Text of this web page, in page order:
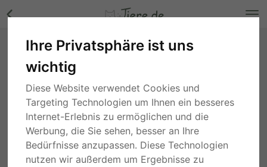
Ihre Privatsphäre ist uns
wichtig
Diese Website verwendet Cookies und
Targeting Technologien um Ihnen ein besseres
Internet-Erlebnis zu ermöglichen und die
Werbung, die Sie sehen, besser an Ihre
Bedürfnisse anzupassen. Diese Technologien
nutzen wir außerdem um Ergebnisse zu
Sota, Maine Coon - Kater Bilder
Nordrhein-Westfalen